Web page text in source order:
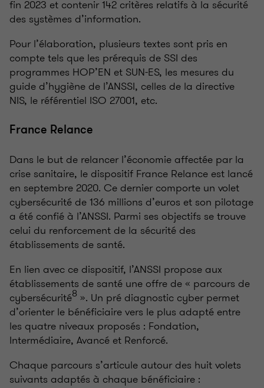
fin 2023 et contenir 142 critères relatifs à la sécurité
des systèmes d’information.
Pour l’élaboration, plusieurs textes sont pris en
compte tels que les prérequis de SSI des
programmes HOP’EN et SUN-ES, les mesures du
guide d’hygiène de l’ANSSI, celles de la directive
NIS, le référentiel ISO 27001, etc.
France Relance
Dans le but de relancer l’économie affectée par la
crise sanitaire, le dispositif France Relance est lancé
en septembre 2020. Ce dernier comporte un volet
cybersécurité de 136 millions d’euros et son pilotage
a été confié à l’ANSSI. Parmi ses objectifs se trouve
celui du renforcement de la sécurité des
établissements de santé.
En lien avec ce dispositif, l’ANSSI propose aux
établissements de santé une offre de « parcours de
cybersécurité8 ». Un pré diagnostic cyber permet
d’orienter le bénéficiaire vers le plus adapté entre
les quatre niveaux proposés : Fondation,
Intermédiaire, Avancé et Renforcé.
Chaque parcours s’articule autour des huit volets
suivants adaptés à chaque bénéficiaire :